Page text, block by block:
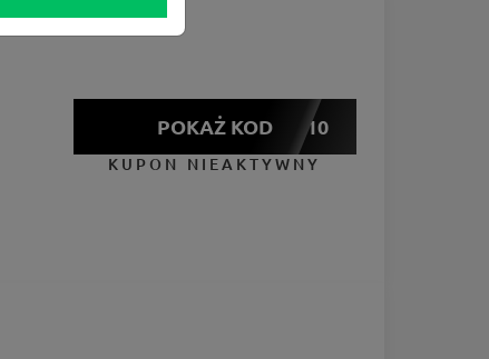
POKAŻ KODROWER10
KUPON NIEAKTYWNY